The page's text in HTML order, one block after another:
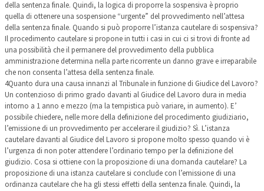
della sentenza finale. Quindi, la logica di proporre la sospensiva è proprio
quella di ottenere una sospensione “urgente” del provvedimento nell’attesa
della sentenza finale. Quando si può proporre l’istanza cautelare di sospensiva?
Il procedimento cautelare si propone in tutti i casi in cui ci si trovi di fronte ad
una possibilità che il permanere del provvedimento della pubblica
amministrazione determina nella parte ricorrente un danno grave e irreparabile
che non consenta l’attesa della sentenza finale.
4Quanto dura una causa innanzi al Tribunale in funzione di Giudice del Lavoro?
Un contenzioso di primo grado davanti al Giudice del Lavoro dura in media
intorno a 1 anno e mezzo (ma la tempistica può variare, in aumento). E’
possibile chiedere, nelle more della definizione del procedimento giudiziario,
l’emissione di un provvedimento per accelerare il giudizio? Sì. L’istanza
cautelare davanti al Giudice del Lavoro si propone molto spesso quando vi è
l’urgenza di non poter attendere l’ordinario tempo per la definizione del
giudizio. Cosa si ottiene con la proposizione di una domanda cautelare? La
proposizione di una istanza cautelare si conclude con l’emissione di una
ordinanza cautelare che ha gli stessi effetti della sentenza finale. Quindi, la